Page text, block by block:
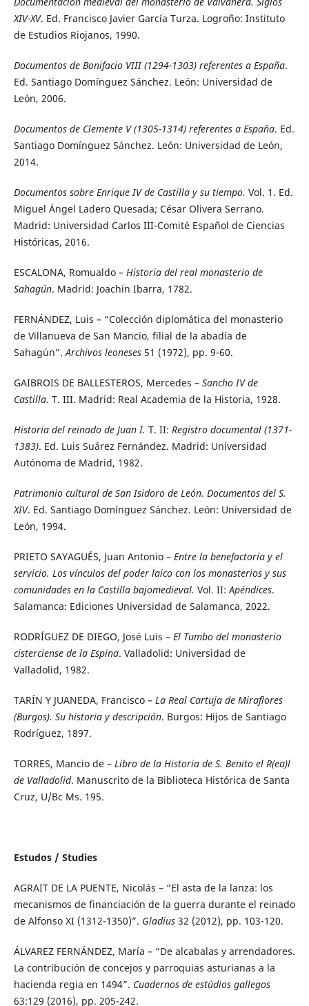
XIV-XV. Ed. Francisco Javier García Turza. Logroño: Instituto
de Estudios Riojanos, 1990.
Documentos de Bonifacio VIII (1294-1303) referentes a España.
Ed. Santiago Domínguez Sánchez. León: Universidad de
León, 2006.
Documentos de Clemente V (1305-1314) referentes a España. Ed.
Santiago Domínguez Sánchez. León: Universidad de León,
2014.
Documentos sobre Enrique IV de Castilla y su tiempo. Vol. 1. Ed.
Miguel Ángel Ladero Quesada; César Olivera Serrano.
Madrid: Universidad Carlos III-Comité Español de Ciencias
Históricas, 2016.
ESCALONA, Romualdo – Historia del real monasterio de
Sahagún. Madrid: Joachin Ibarra, 1782.
FERNÁNDEZ, Luis – “Colección diplomática del monasterio
de Villanueva de San Mancio, filial de la abadía de
Sahagún”. Archivos leoneses51 (1972), pp. 9-60.
GAIBROIS DE BALLESTEROS, Mercedes – Sancho IV de
Castilla. T. III. Madrid: Real Academia de la Historia, 1928.
Historia del reinado de Juan I. T. II: Registro documental (1371-
1383). Ed. Luis Suárez Fernández. Madrid: Universidad
Autónoma de Madrid, 1982.
Patrimonio cultural de San Isidoro de León. Documentos del S.
XIV. Ed. Santiago Domínguez Sánchez. León: Universidad de
León, 1994.
PRIETO SAYAGUÉS, Juan Antonio – Entre la benefactoría y el
servicio. Los vínculos del poder laico con los monasterios y sus
comunidades en la Castilla bajomedieval. Vol. II:Apéndices.
Salamanca: Ediciones Universidad de Salamanca, 2022.
RODRÍGUEZ DE DIEGO, José Luis – El Tumbo del monasterio
cisterciense de la Espina. Valladolid: Universidad de
Valladolid, 1982.
TARÍN Y JUANEDA, Francisco – La Real Cartuja de Miraflores
(Burgos). Su historia y descripción. Burgos: Hijos de Santiago
Rodríguez, 1897.
TORRES, Mancio de – Libro de la Historia de S. Benito el R(ea)l
de Valladolid. Manuscrito de la Biblioteca Histórica de Santa
Cruz, U/Bc Ms. 195.
Estudos / Studies
AGRAIT DE LA PUENTE, Nicolás – “El asta de la lanza: los
mecanismos de financiación de la guerra durante el reinado
de Alfonso XI (1312-1350)”. Gladius32 (2012), pp. 103-120.
ÁLVAREZ FERNÁNDEZ, María – “De alcabalas y arrendadores.
La contribución de concejos y parroquias asturianas a la
hacienda regia en 1494”. Cuadernos de estúdios gallegos
63:129 (2016), pp. 205-242.